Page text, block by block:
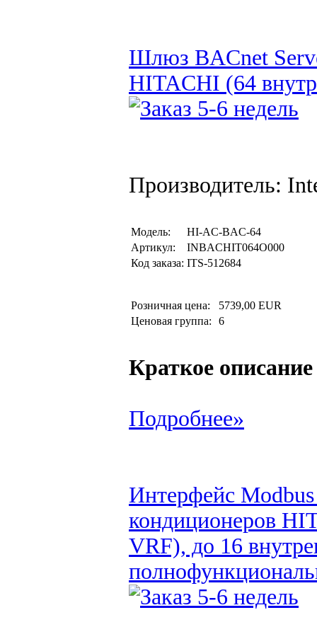
Шлюз BACnet
HITACHI (64
Производитель:
Модель:
HI-AC-BAC-64
Артикул:
INBACHIT064O000
Код заказа: ITS-512684
Розничная цена:
5739,00 EUR
Ценовая группа:
6
Краткое описание
Подробнее»
Интерфейс
кондиционеров
VRF), до 16